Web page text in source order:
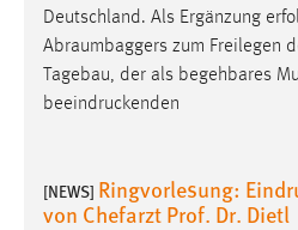
Deutschland. Als Ergänzung
Abraumbaggers zum Freilegen
Tagebau, der als begehbares
beeindruckenden
[NEWS] Ringvorlesung:
von Chefarzt Prof. Dr. Dietl
MARKETING
Sie tun dies, indem sie
hinweg verfolgen.